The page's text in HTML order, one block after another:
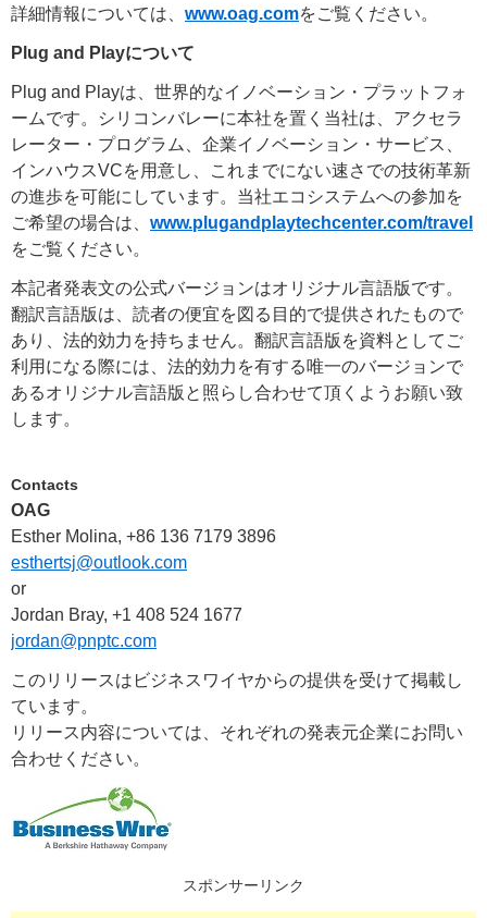
詳細情報については、 www.oag.comをご覧ください。
Plug and Playについて
Plug and Playは、世界的なイノベーション・プラットフォ
ームです。シリコンバレーに本社を置く当社は、アクセラ
レーター・プログラム、企業イノベーション・サービス、
インハウスVCを用意し、これまでにない速さでの技術革新
の進歩を可能にしています。当社エコシステムへの参加を
ご希望の場合は、 www.plugandplaytechcenter.com/travel
をご覧ください。
本記者発表文の公式バージョンはオリジナル言語版です。
翻訳言語版は、読者の便宜を図る目的で提供されたもので
あり、法的効力を持ちません。翻訳言語版を資料としてご
利用になる際には、法的効力を有する唯一のバージョンで
あるオリジナル言語版と照らし合わせて頂くようお願い致
します。
Contacts
OAG
Esther Molina, +86 136 7179 3896
esthertsj@outlook.com
or
Jordan Bray, +1 408 524 1677
jordan@pnptc.com
このリリースはビジネスワイヤからの提供を受けて掲載し
ています。
リリース内容については、それぞれの発表元企業にお問い
合わせください。
スポンサーリンク